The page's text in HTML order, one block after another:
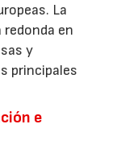
La
en
y
principales
e